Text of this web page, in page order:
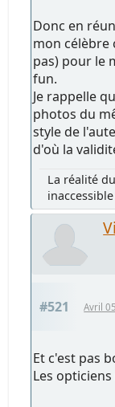
Donc en
mon célèbre
pas) pour le
fun.
Je rappelle
photos du
style de
d'où la
La réalité
inaccessible
#521 Avril
Et c'est pas
Les